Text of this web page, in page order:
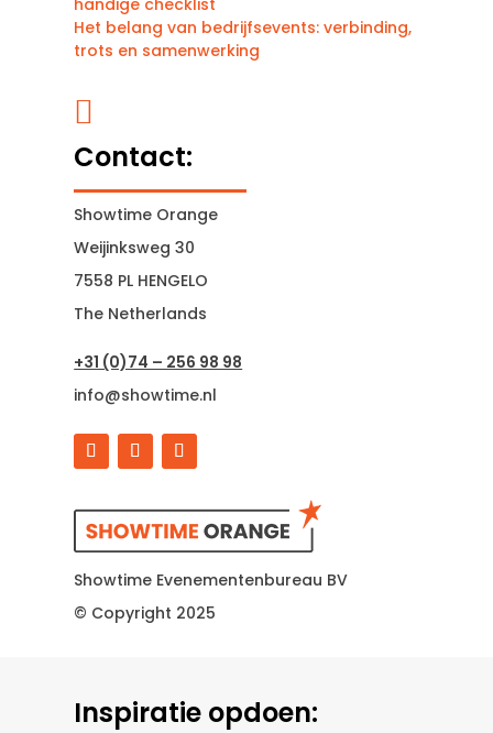
Het belang van bedrijfsevents: verbinding,
trots en samenwerking

Contact:
Showtime Orange
Weijinksweg 30
7558 PL HENGELO
The Netherlands
+31 (0)74 – 256 98 98
info@showtime.nl
Showtime Evenementenbureau BV
© Copyright 2025
Inspiratie opdoen: